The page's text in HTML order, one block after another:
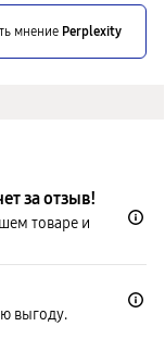
мнение Perplexity
за отзыв!
товаре и
выгоду.